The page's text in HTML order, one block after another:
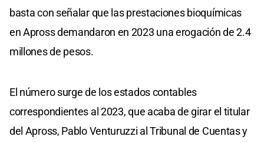
basta con señalar que las prestaciones bioquímicas
en Apross demandaron en 2023 una erogación de 2.4
millones de pesos.
El número surge de los estados contables
correspondientes al 2023, que acaba de girar el titular
del Apross, Pablo Venturuzzi al Tribunal de Cuentas y